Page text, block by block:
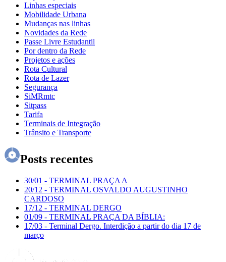
Linhas especiais
Mobilidade Urbana
Mudanças nas linhas
Novidades da Rede
Passe Livre Estudantil
Por dentro da Rede
Projetos e ações
Rota Cultural
Rota de Lazer
Segurança
SiMRmtc
Sitpass
Tarifa
Terminais de Integração
Trânsito e Transporte
Posts recentes
30/01 - TERMINAL PRAÇA A
20/12 - TERMINAL OSVALDO AUGUSTINHO
CARDOSO
17/12 - TERMINAL DERGO
01/09 - TERMINAL PRAÇA DA BÍBLIA:
17/03 - Terminal Dergo. Interdição a partir do dia 17 de
março